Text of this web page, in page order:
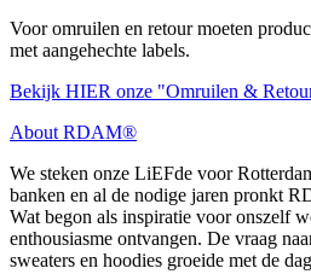
Voor omruilen en retour moeten
met aangehechte labels.
Bekijk HIER onze "Omruilen &
About RDAM®
We steken onze LiEFde voor
banken en al de nodige jaren pronkt
Wat begon als inspiratie voor onszelf
enthousiasme ontvangen. De vraag
sweaters en hoodies groeide met de